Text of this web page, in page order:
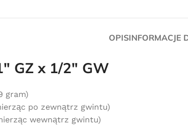
OPISINFORMACJE
GZ x 1/2″ GW
gram)
po zewnątrz gwintu)
wewnątrz gwintu)